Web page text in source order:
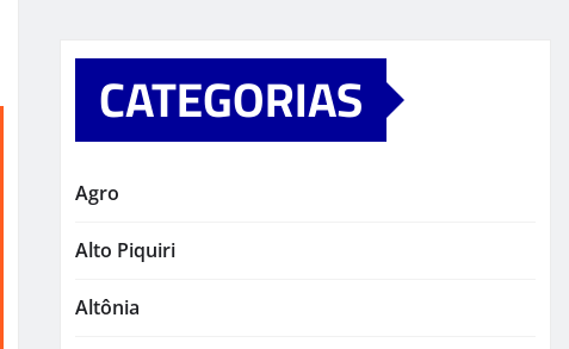
CATEGORIAS
Agro
Alto Piquiri
Altônia